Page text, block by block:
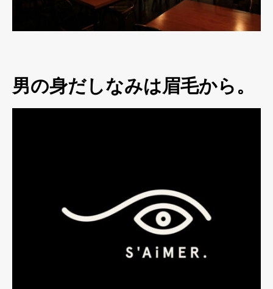
男の身だしなみは眉毛から。